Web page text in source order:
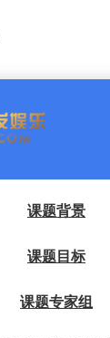
课题背景
课题目标
课题专家组